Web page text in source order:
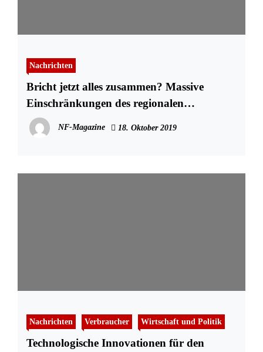
Nachrichten
Bricht jetzt alles zusammen? Massive
Einschränkungen des regionalen
Bahnverkehrs zwischen Hamburg und Sylt
NF-Magazine 18. Oktober 2019
Nachrichten Verbraucher Wirtschaft und Politik
Technologische Innovationen für den